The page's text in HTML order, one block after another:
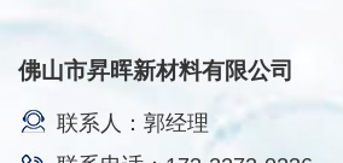
佛山市昇晖新材料有限公司
联系人：郭经理